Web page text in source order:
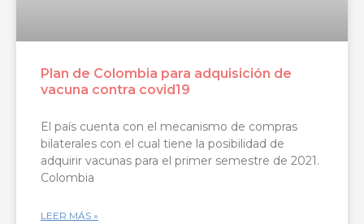
Plan de Colombia para adquisición de
vacuna contra covid19
El país cuenta con el mecanismo de compras
bilaterales con el cual tiene la posibilidad de
adquirir vacunas para el primer semestre de 2021.
Colombia
LEER MÁS »